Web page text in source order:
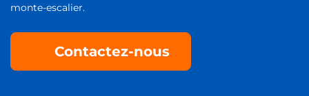
monte-escalier.
Contactez-nous